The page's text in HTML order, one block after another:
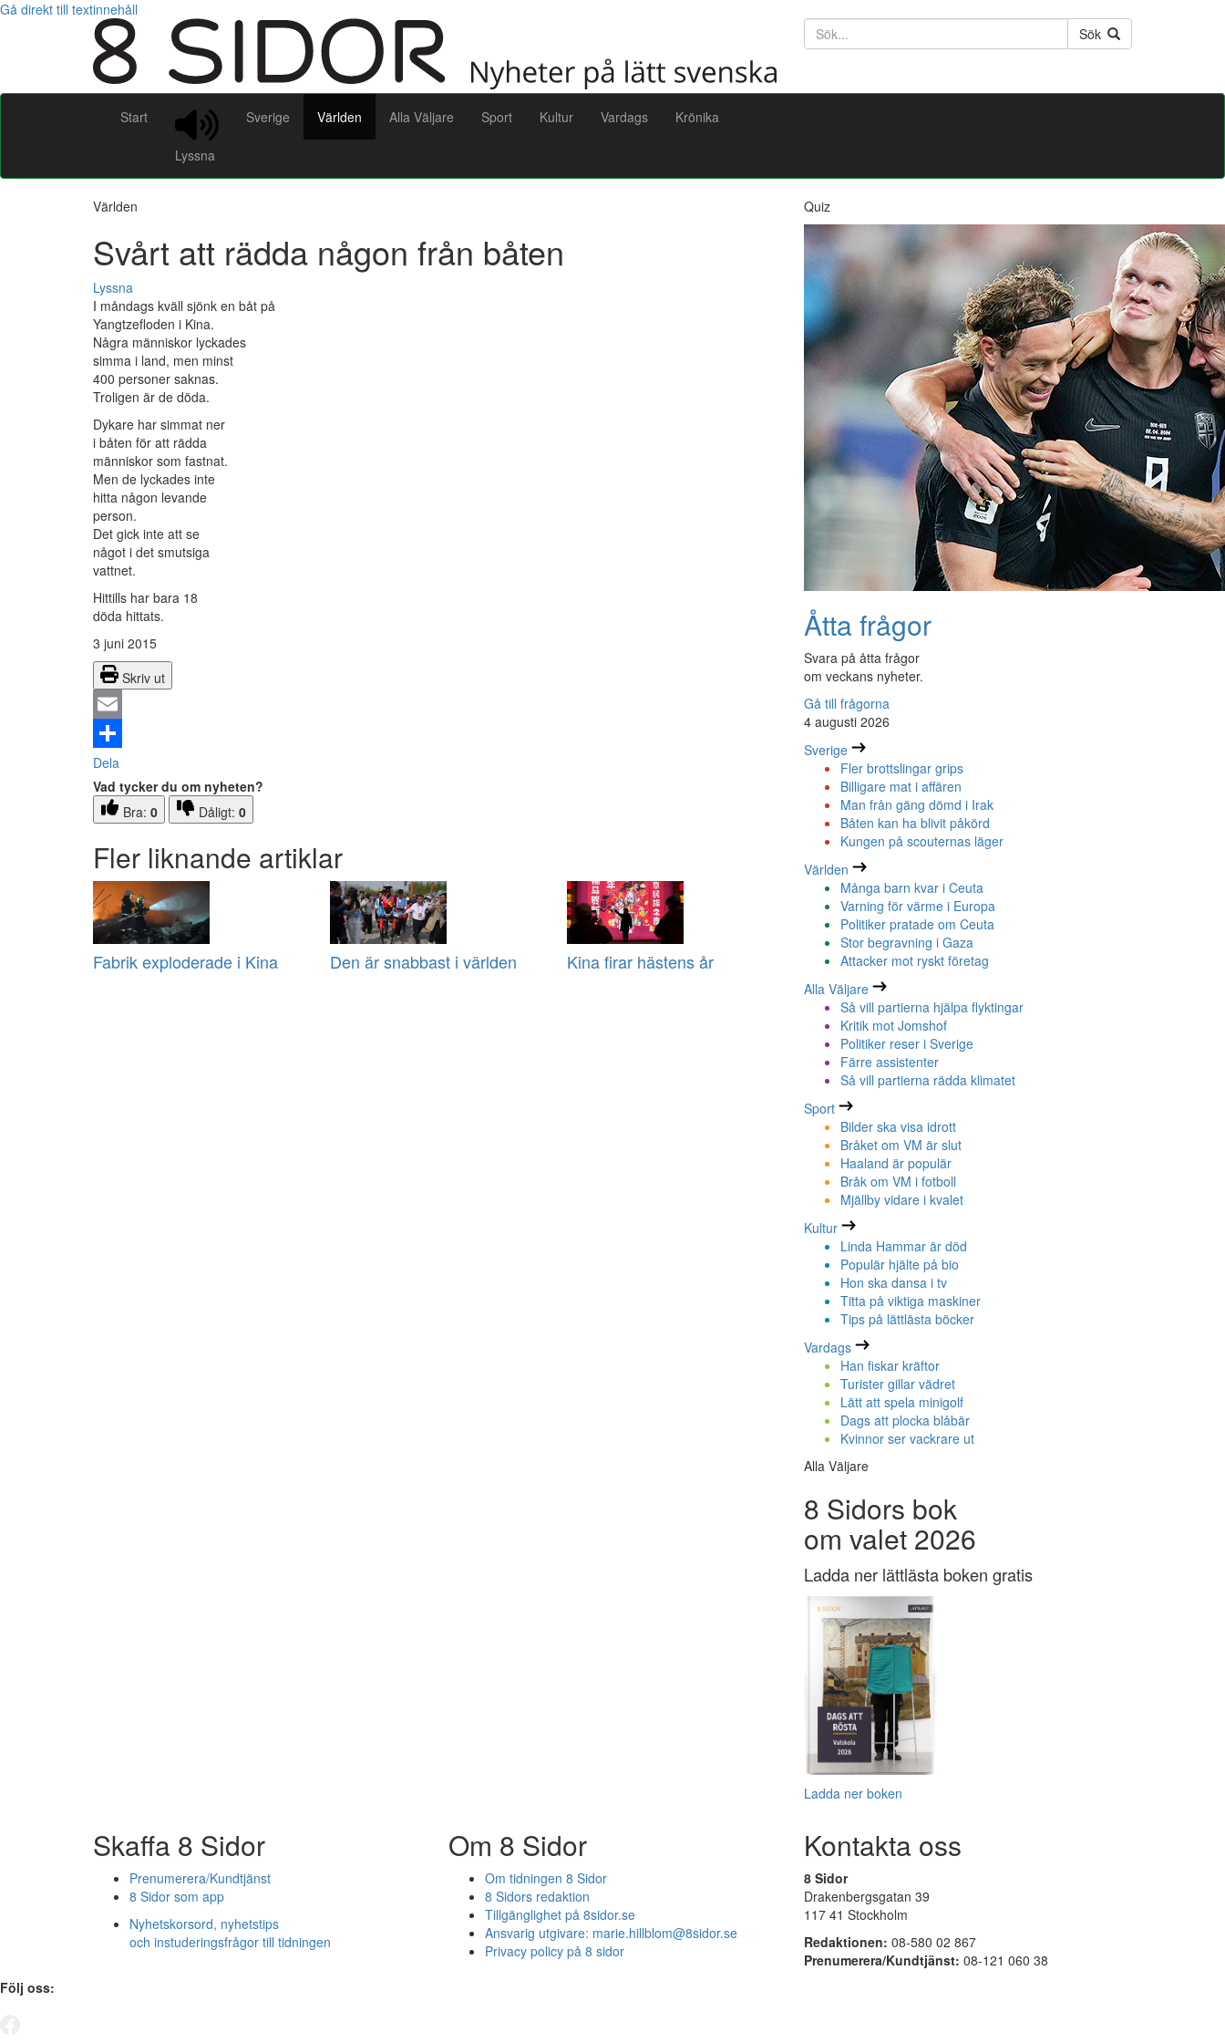
Gå direkt till textinnehåll
Söktext
Sök
Start
Lyssna
Sverige Världen Alla Väljare Sport Kultur Vardags Krönika
Världen
Svårt att rädda någon från båten
Lyssna
I måndags kväll sjönk en båt på
Yangtzefloden i Kina.
Några människor lyckades
simma i land, men minst
400 personer saknas.
Troligen är de döda.
Dykare har simmat ner
i båten för att rädda
människor som fastnat.
Men de lyckades inte
hitta någon levande
person.
Det gick inte att se
något i det smutsiga
vattnet.
Hittills har bara 18
döda hittats.
3 juni 2015
Skriv ut
Email
Dela
Vad tycker du om nyheten?
Bra: 0 Dåligt: 0
Fler liknande artiklar
Fabrik exploderade i Kina Den är snabbast i världen Kina firar hästens år
Quiz
Åtta frågor
Svara på åtta frågor
om veckans nyheter.
Gå till frågorna
4 augusti 2026
Sverige
Fler brottslingar grips
Billigare mat i affären
Man från gäng dömd i Irak
Båten kan ha blivit påkörd
Kungen på scouternas läger
Världen
Många barn kvar i Ceuta
Varning för värme i Europa
Politiker pratade om Ceuta
Stor begravning i Gaza
Attacker mot ryskt företag
Alla Väljare
Så vill partierna hjälpa flyktingar
Kritik mot Jomshof
Politiker reser i Sverige
Färre assistenter
Så vill partierna rädda klimatet
Sport
Bilder ska visa idrott
Bråket om VM är slut
Haaland är populär
Bråk om VM i fotboll
Mjällby vidare i kvalet
Kultur
Linda Hammar är död
Populär hjälte på bio
Hon ska dansa i tv
Titta på viktiga maskiner
Tips på lättlästa böcker
Vardags
Han fiskar kräftor
Turister gillar vädret
Lätt att spela minigolf
Dags att plocka blåbär
Kvinnor ser vackrare ut
Alla Väljare
8 Sidors bok
om valet 2026
Ladda ner lättlästa boken gratis
Ladda ner boken
Skaffa 8 Sidor
Prenumerera/Kundtjänst
8 Sidor som app
Nyhetskorsord, nyhetstips
och instuderingsfrågor till tidningen
Om 8 Sidor
Om tidningen 8 Sidor
8 Sidors redaktion
Tillgänglighet på 8sidor.se
Ansvarig utgivare: marie.hillblom@8sidor.se
Privacy policy på 8 sidor
Kontakta oss
8 Sidor
Drakenbergsgatan 39
117 41 Stockholm
Redaktionen: 08-580 02 867
Prenumerera/Kundtjänst: 08-121 060 38
Följ oss: